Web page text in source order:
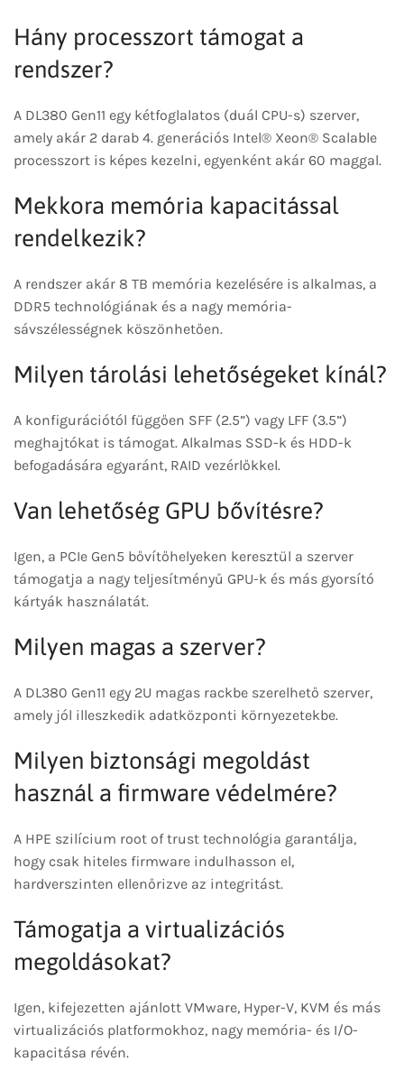
Hány processzort támogat a
rendszer?
A DL380 Gen11 egy kétfoglalatos (duál CPU-s) szerver,
amely akár 2 darab 4. generációs Intel® Xeon® Scalable
processzort is képes kezelni, egyenként akár 60 maggal.
Mekkora memória kapacitással
rendelkezik?
A rendszer akár 8 TB memória kezelésére is alkalmas, a
DDR5 technológiának és a nagy memória-
sávszélességnek köszönhetően.
Milyen tárolási lehetőségeket kínál?
A konfigurációtól függően SFF (2.5”) vagy LFF (3.5”)
meghajtókat is támogat. Alkalmas SSD-k és HDD-k
befogadására egyaránt, RAID vezérlőkkel.
Van lehetőség GPU bővítésre?
Igen, a PCIe Gen5 bővítőhelyeken keresztül a szerver
támogatja a nagy teljesítményű GPU-k és más gyorsító
kártyák használatát.
Milyen magas a szerver?
A DL380 Gen11 egy 2U magas rackbe szerelhető szerver,
amely jól illeszkedik adatközponti környezetekbe.
Milyen biztonsági megoldást
használ a firmware védelmére?
A HPE szilícium root of trust technológia garantálja,
hogy csak hiteles firmware indulhasson el,
hardverszinten ellenőrizve az integritást.
Támogatja a virtualizációs
megoldásokat?
Igen, kifejezetten ajánlott VMware, Hyper-V, KVM és más
virtualizációs platformokhoz, nagy memória- és I/O-
kapacitása révén.